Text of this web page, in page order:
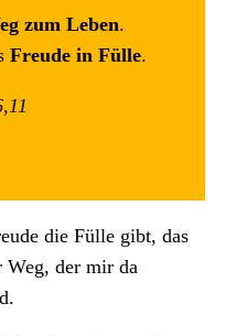
zum Leben.
Freude in Fülle.
die Fülle gibt, das
der mir da